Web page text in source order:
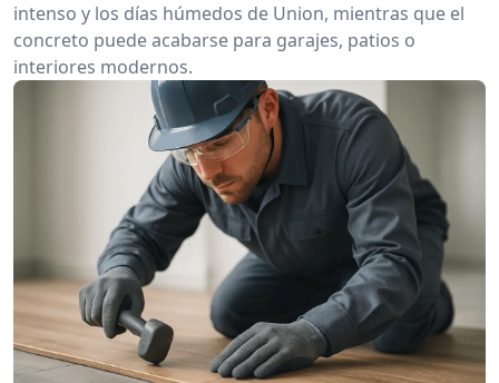
intenso y los días húmedos de Union, mientras que el
concreto puede acabarse para garajes, patios o
interiores modernos.